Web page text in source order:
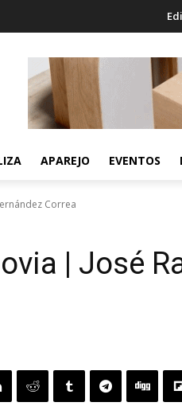
APAREJO EVENTOS
Correa
| José